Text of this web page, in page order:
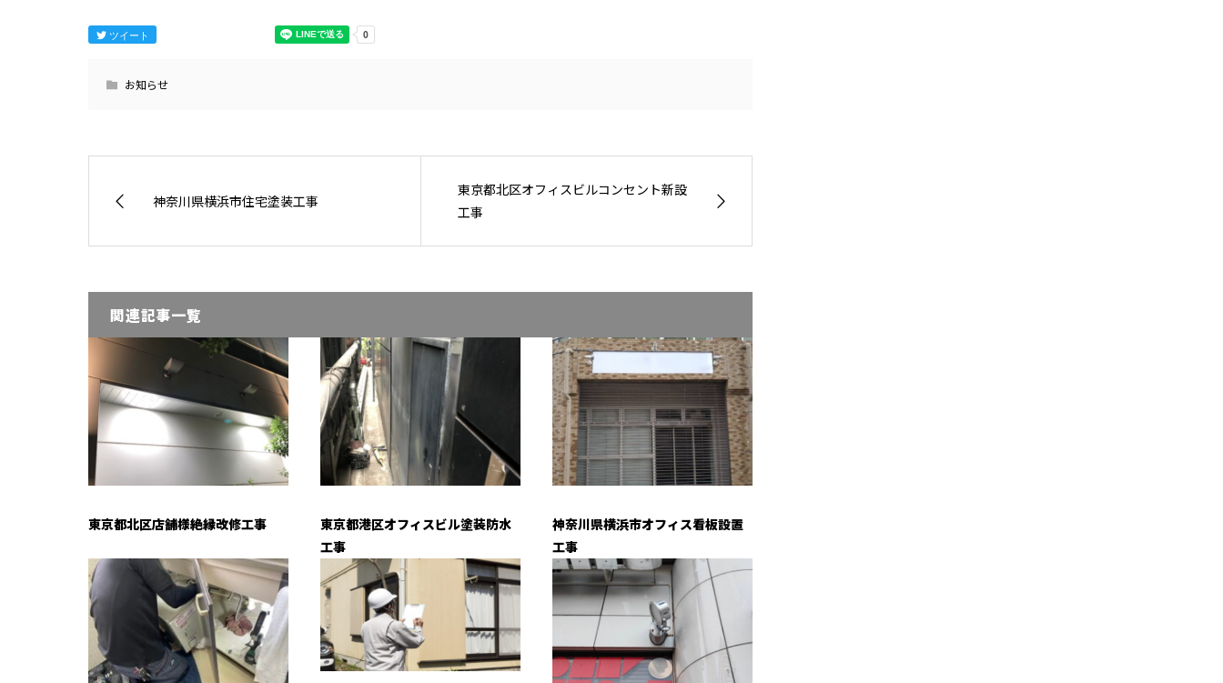
ツイート
お知らせ
神奈川県横浜市住宅塗装工事
東京都北区オフィスビルコンセント新設
工事
関連記事一覧
東京都北区店舗様絶縁改修工事
東京都港区オフィスビル塗装防水
工事
神奈川県横浜市オフィス看板設置
工事